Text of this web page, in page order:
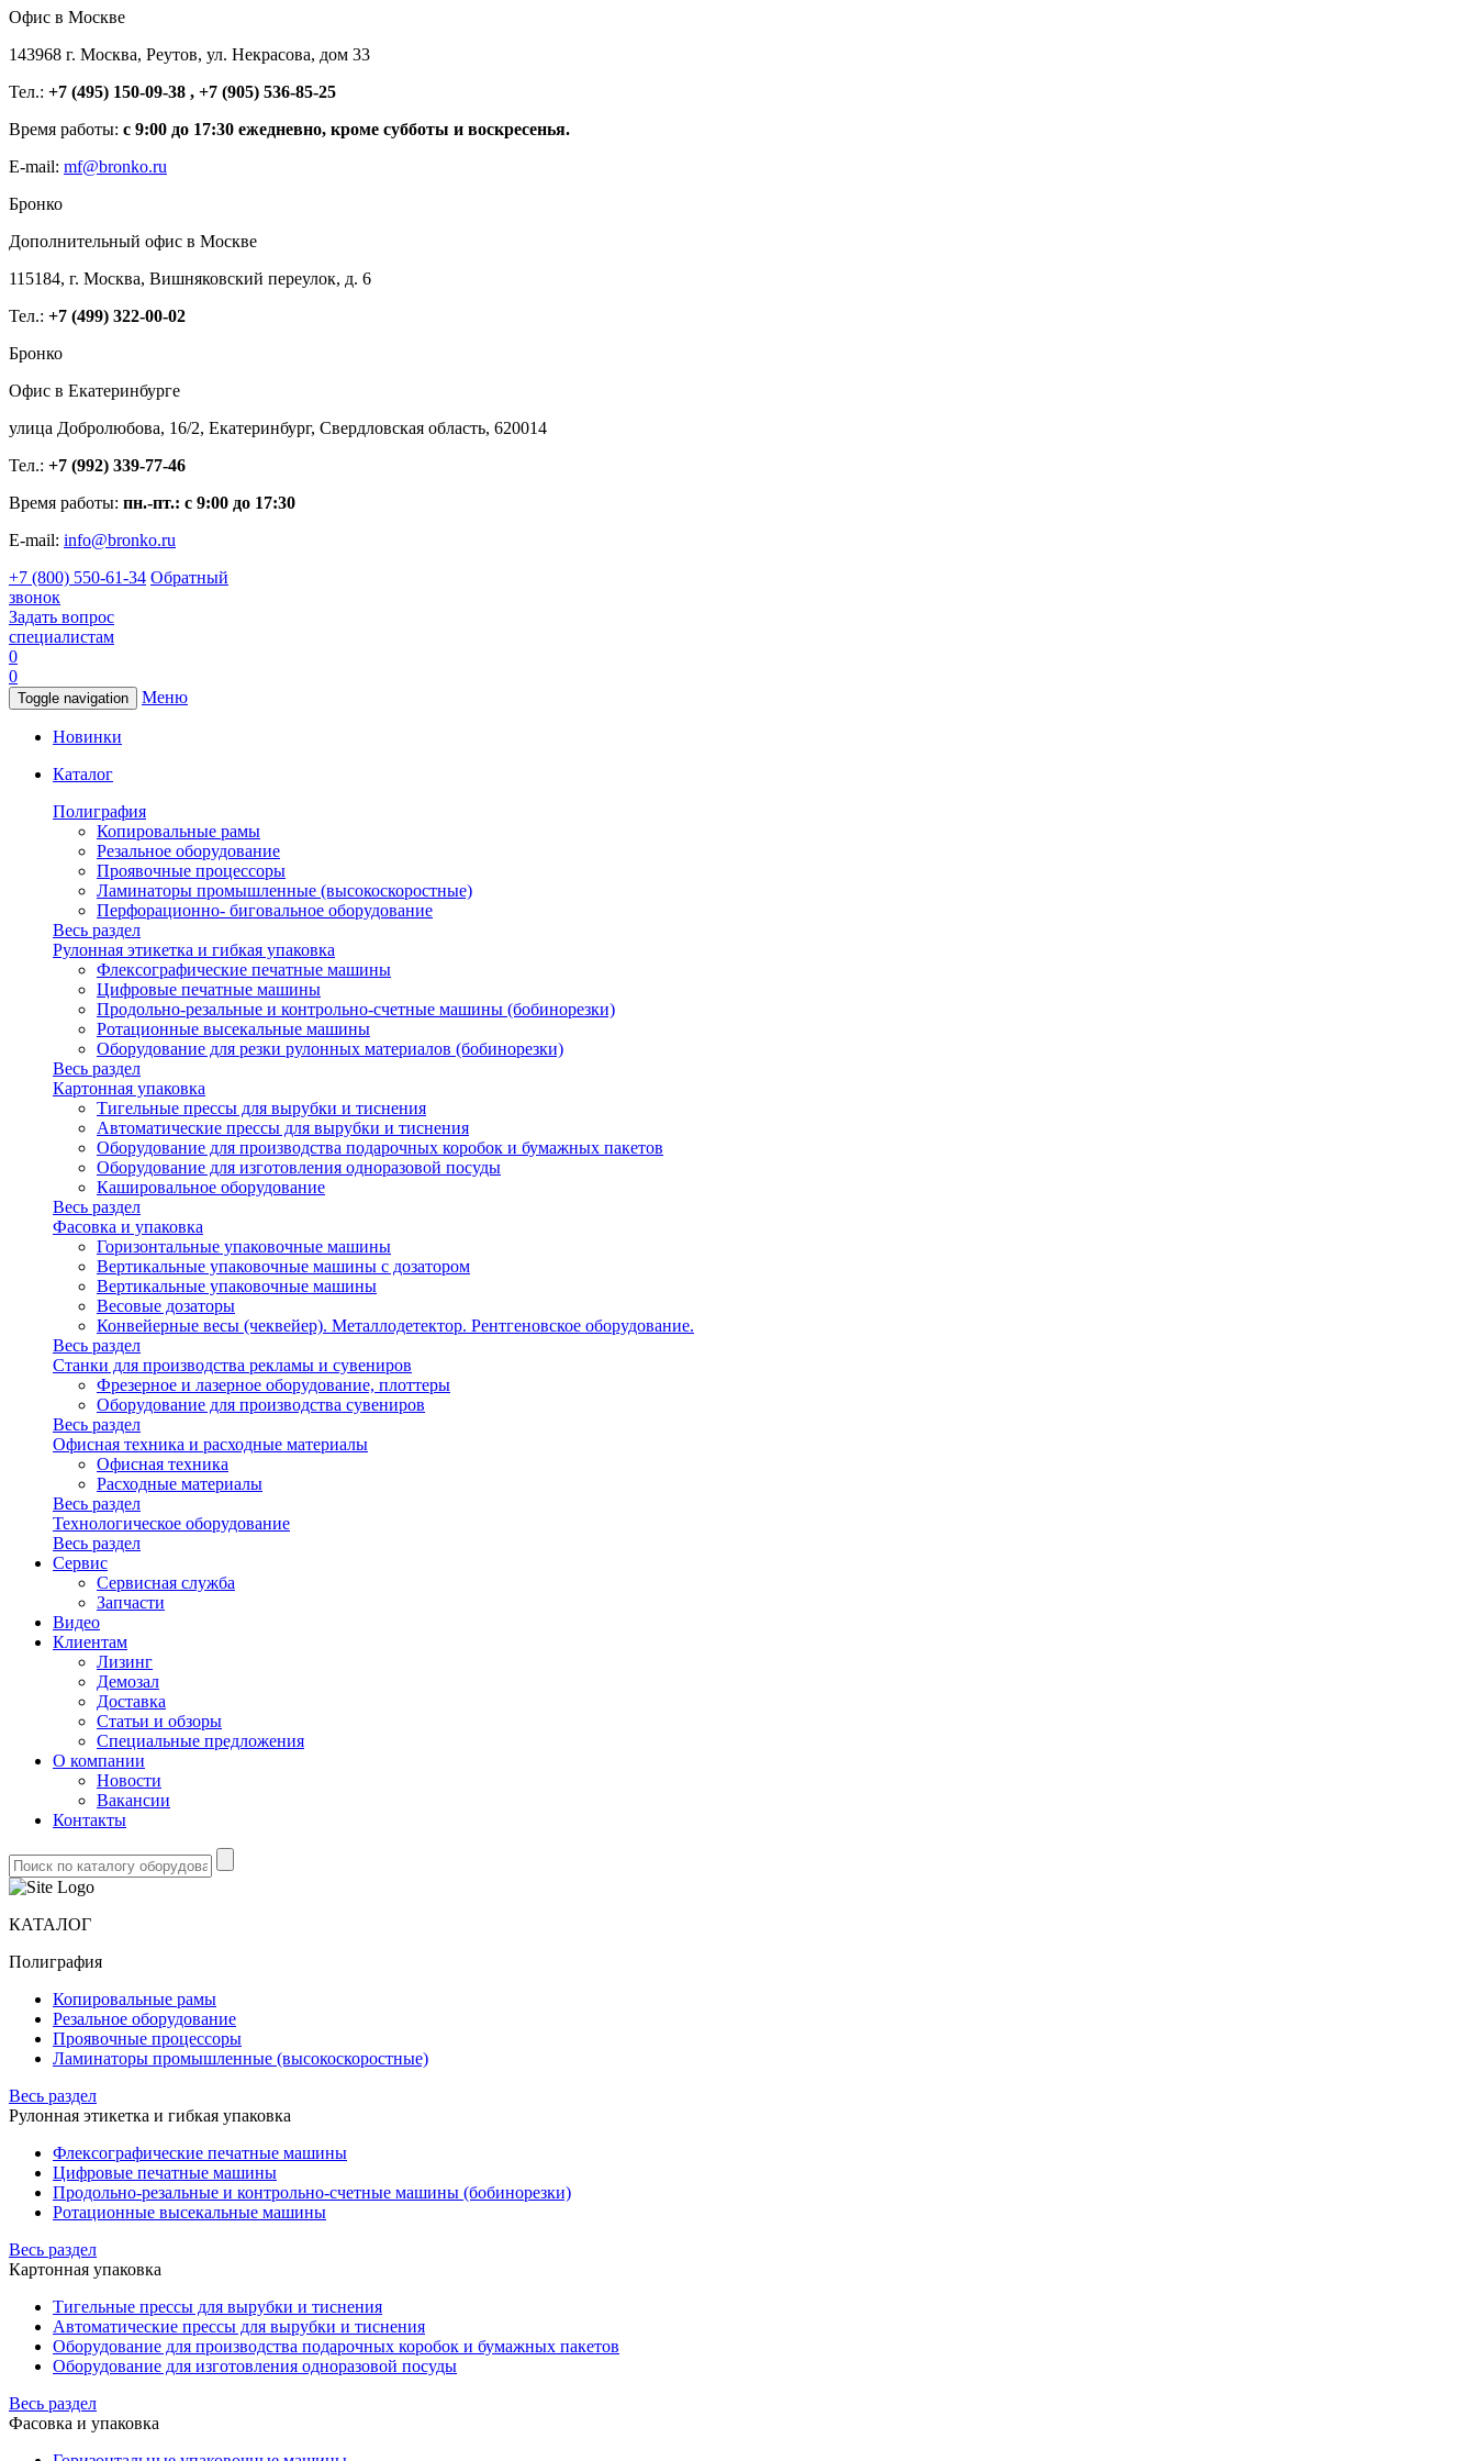
Офис в Москве
143968 г. Москва, Реутов, ул. Некрасова, дом 33
Тел.: +7 (495) 150-09-38 , +7 (905) 536-85-25
Время работы: с 9:00 до 17:30 ежедневно, кроме субботы и воскресенья.
E-mail: mf@bronko.ru
Бронко
Дополнительный офис в Москве
115184, г. Москва, Вишняковский переулок, д. 6
Тел.: +7 (499) 322-00-02
Бронко
Офис в Екатеринбурге
улица Добролюбова, 16/2, Екатеринбург, Свердловская область, 620014
Тел.: +7 (992) 339-77-46
Время работы: пн.-пт.: с 9:00 до 17:30
E-mail: info@bronko.ru
+7 (800) 550-61-34 Обратный
звонок
Задать вопрос
специалистам
0
0
Toggle navigation Меню
Новинки
Каталог
Полиграфия
Копировальные рамы
Резальное оборудование
Проявочные процессоры
Ламинаторы промышленные (высокоскоростные)
Перфорационно- биговальное оборудование
Весь раздел
Рулонная этикетка и гибкая упаковка
Флексографические печатные машины
Цифровые печатные машины
Продольно-резальные и контрольно-счетные машины (бобинорезки)
Ротационные высекальные машины
Оборудование для резки рулонных материалов (бобинорезки)
Весь раздел
Картонная упаковка
Тигельные прессы для вырубки и тиснения
Автоматические прессы для вырубки и тиснения
Оборудование для производства подарочных коробок и бумажных пакетов
Оборудование для изготовления одноразовой посуды
Кашировальное оборудование
Весь раздел
Фасовка и упаковка
Горизонтальные упаковочные машины
Вертикальные упаковочные машины с дозатором
Вертикальные упаковочные машины
Весовые дозаторы
Конвейерные весы (чеквейер). Металлодетектор. Рентгеновское оборудование.
Весь раздел
Станки для производства рекламы и сувениров
Фрезерное и лазерное оборудование, плоттеры
Оборудование для производства сувениров
Весь раздел
Офисная техника и расходные материалы
Офисная техника
Расходные материалы
Весь раздел
Технологическое оборудование
Весь раздел
Сервис
Сервисная служба
Запчасти
Видео
Клиентам
Лизинг
Демозал
Доставка
Статьи и обзоры
Специальные предложения
О компании
Новости
Вакансии
Контакты
КАТАЛОГ
Полиграфия
Копировальные рамы
Резальное оборудование
Проявочные процессоры
Ламинаторы промышленные (высокоскоростные)
Весь раздел
Рулонная этикетка и гибкая упаковка
Флексографические печатные машины
Цифровые печатные машины
Продольно-резальные и контрольно-счетные машины (бобинорезки)
Ротационные высекальные машины
Весь раздел
Картонная упаковка
Тигельные прессы для вырубки и тиснения
Автоматические прессы для вырубки и тиснения
Оборудование для производства подарочных коробок и бумажных пакетов
Оборудование для изготовления одноразовой посуды
Весь раздел
Фасовка и упаковка